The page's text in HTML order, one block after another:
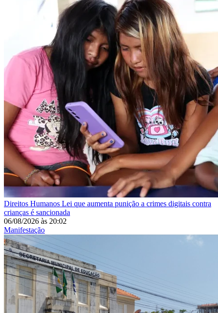
Direitos Humanos Lei que aumenta punição a crimes digitais contra
crianças é sancionada
06/08/2026 às 20:02
Manifestação